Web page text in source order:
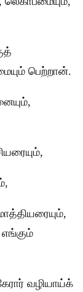
பெற்றான்.
வழியாய்க்